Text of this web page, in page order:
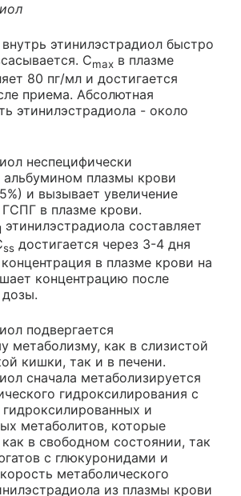
этинилэстрадиол быстро
Cmax в плазме
80 пг/мл и достигается
приема. Абсолютная
этинилэстрадиола - около
неспецифически
альбумином плазмы крови
и вызывает увеличение
в плазме крови.
этинилэстрадиола составляет
ss достигается через 3-4 дня
в плазме крови на
концентрацию после
подвергается
метаболизму, как в слизистой
кишки, так и в печени.
сначала метаболизируется
гидроксилирования с
и
метаболитов, которые
в свободном состоянии, так
с глюкуронидами и
метаболического
из плазмы крови